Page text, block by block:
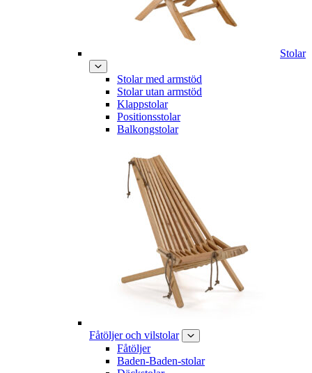
Stolar
Stolar med armstöd
Stolar utan armstöd
Klappstolar
Positionsstolar
Balkongstolar
Fåtöljer och vilstolar
Fåtöljer
Baden-Baden-stolar